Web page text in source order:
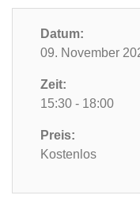
Datum:
09. November
Zeit:
15:30 - 18:00
Preis:
Kostenlos